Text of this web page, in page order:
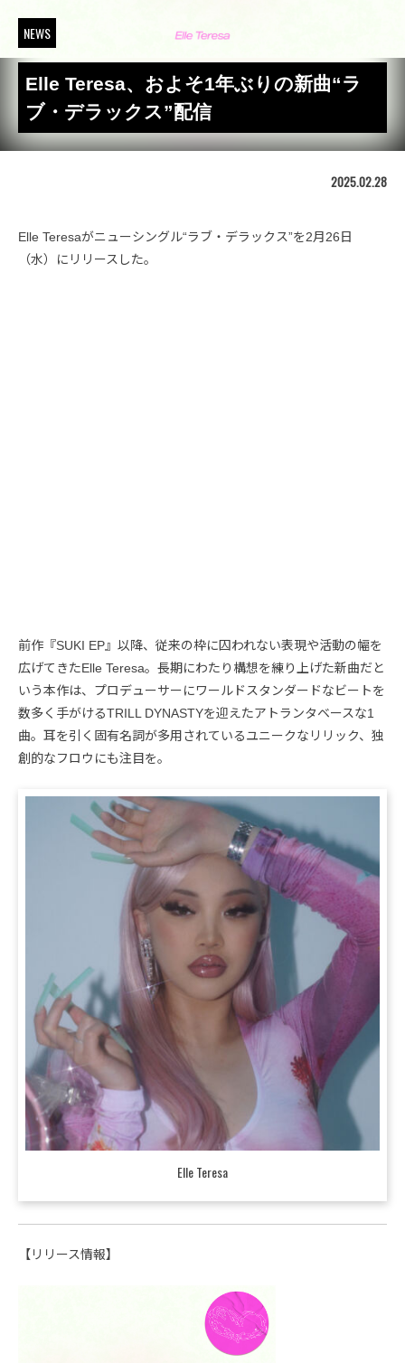
NEWS
Elle Teresa、およそ1年ぶりの新曲“ラ
ブ・デラックス”配信
2025.02.28
Elle Teresaがニューシングル“ラブ・デラックス”を2月26日
（水）にリリースした。
前作『SUKI EP』以降、従来の枠に囚われない表現や活動の幅を
広げてきたElle Teresa。長期にわたり構想を練り上げた新曲だと
いう本作は、プロデューサーにワールドスタンダードなビートを
数多く手がけるTRILL DYNASTYを迎えたアトランタベースな1
曲。耳を引く固有名詞が多用されているユニークなリリック、独
創的なフロウにも注目を。
Elle Teresa
【リリース情報】